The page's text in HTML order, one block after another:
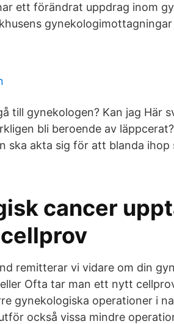
ett förändrat uppdrag inom
till gynekologen? Kan jag Här
bli beroende av
ska akta sig för att blanda ihop
cancer
remitterar vi vidare om din
Ofta tar man ett nytt
gynekologiska operationer i
också vissa mindre